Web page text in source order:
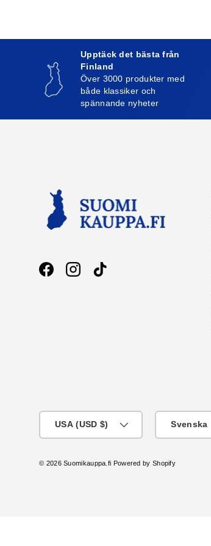
Upptäck det bästa från
Finland
Över 3000 produkter med
både klassiker och
spännande nyheter
FacebookInstagramTikTok
USA (USD $)
Svenska
© 2026Suomikauppa.fi Powered by Shopify